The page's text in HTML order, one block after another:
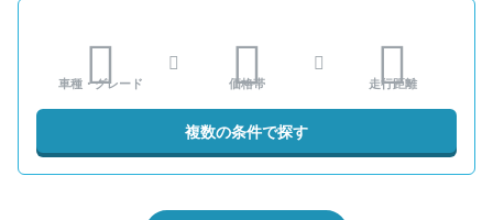
車種・グレード 価格帯 走行距離
複数の条件で探す